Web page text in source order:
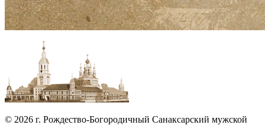
© 2026 г. Рождество-Богородичный Санаксарский мужской